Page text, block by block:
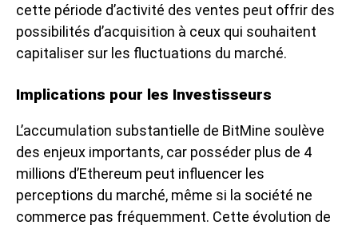
cette période d’activité des ventes peut offrir des
possibilités d’acquisition à ceux qui souhaitent
capitaliser sur les fluctuations du marché.
Implications pour les Investisseurs
L’accumulation substantielle de BitMine soulève
des enjeux importants, car posséder plus de 4
millions d’Ethereum peut influencer les
perceptions du marché, même si la société ne
commerce pas fréquemment. Cette évolution de